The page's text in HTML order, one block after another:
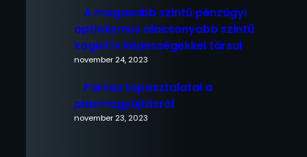
A magasabb szintű pénzügyi
optimizmus alacsonyabb szintű
kognitív képességekkel társul
november 24, 2023
Farkas tapasztalatai a
plazmagyújtásról
november 23, 2023